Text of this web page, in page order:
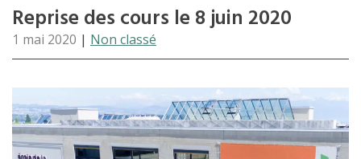
Reprise des cours le 8 juin 2020
1 mai 2020 | Non classé